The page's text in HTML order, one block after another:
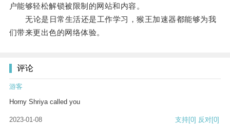
户能够轻松解锁被限制的网站和内容。
无论是日常生活还是工作学习，猴王加速器都能够为我
们带来更出色的网络体验。
评论
游客
Horny Shriya called you
2023-01-08 支持[0] 反对[0]